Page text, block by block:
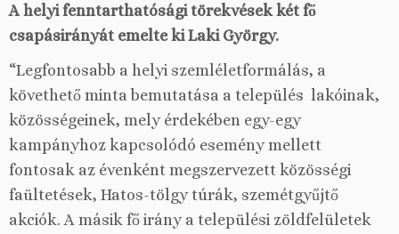
A helyi fenntarthatósági törekvések két fő
csapásirányát emelte ki Laki György.
“Legfontosabb a helyi szemléletformálás, a
követhető minta bemutatása a település lakóinak,
közösségeinek, mely érdekében egy-egy
kampányhoz kapcsolódó esemény mellett
fontosak az évenként megszervezett közösségi
faültetések, Hatos-tölgy túrák, szemétgyűjtő
akciók. A másik fő irány a települési zöldfelületek